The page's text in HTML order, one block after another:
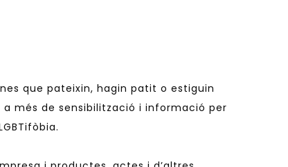
que pateixin, hagin patit o estiguin
més de sensibilització i informació per